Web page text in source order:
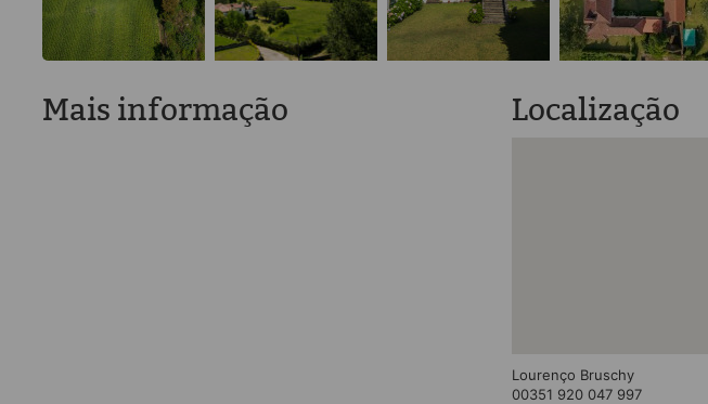
Mais informação Localização
Lourenço Bruschy
00351 920 047 997